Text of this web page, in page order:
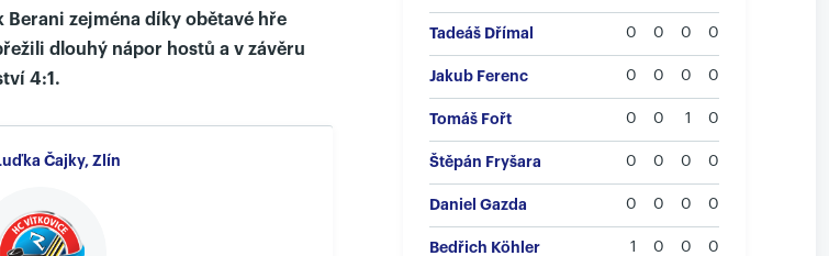
Berani zejména díky obětavé hře
dlouhý nápor hostů a v závěru
4:1.
Čajky, Zlín
Tadeáš Dřímal 0 0 0 0
Jakub Ferenc 0 0 0 0
Tomáš Fořt 0 0 1 0
Štěpán Fryšara 0 0 0 0
Daniel Gazda 0 0 0 0
Bedřich Köhler 1 0 0 0